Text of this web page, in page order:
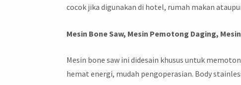
cocok jika digunakan di hotel, rumah makan
Mesin Bone Saw, Mesin Pemotong Daging,
Mesin bone saw ini didesain khusus untuk
hemat energi, mudah pengoperasian. Body